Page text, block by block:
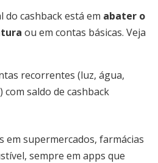
do cashback está em abater o
ou em contas básicas. Veja
recorrentes (luz, água,
saldo de cashback
em supermercados, farmácias
sempre em apps que